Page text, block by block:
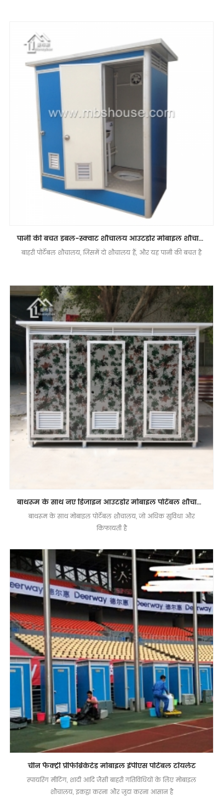
पानी की बचत डबल-स्क्वाट शौचालय आउटडोर मोबाइल शौचालय
बाहरी पोर्टेबल शौचालय, जिसमें दो शौचालय हैं, और यह पानी की बचत है
बाथरूम के साथ नए डिजाइन आउटडोर मोबाइल पोर्टेबल शौचालय
बाथरूम के साथ मोबाइल पोर्टेबल शौचालय, जो अधिक सुविधा और
किफायती है
चीन फैक्ट्री प्रीफेब्रिकेटेड मोबाइल ईपीएस पोर्टेबल टॉयलेट
स्पायरिंग मीटिंग, शादी आदि जैसी बाहरी गतिविधियों के लिए मोबाइल
शौचालय, इकट्ठा करना और जुदा करना आसान है